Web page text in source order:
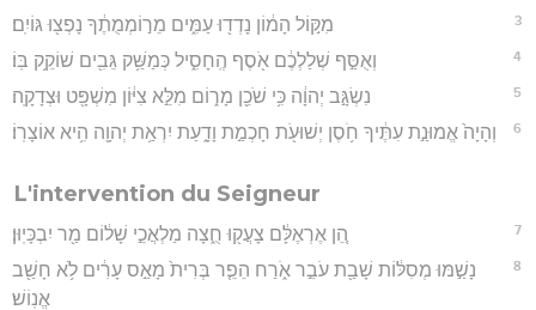
3 מִקּ֣וֹל הָמ֔וֹן נָדְד֖וּ עַמִּ֑ים מֵר֣וֹמְמֻתֶ֔ךָ נָפְצ֖וּ גּוֹיִֽם׃
4 וְאֻסַּ֣ף שְׁלַלְכֶ֔ם אֹ֖סֶף הֶֽחָסִ֑יל כְּמַשַּׁ֥ק גֵּבִ֖ים שׁוֹקֵ֥ק בּֽוֹ׃
5 נִשְׂגָּ֣ב יְהוָ֔ה כִּ֥י שֹׁכֵ֖ן מָר֑וֹם מִלֵּ֣א צִיּ֔וֹן מִשְׁפָּ֖ט וּצְדָקָֽה׃
6 וְהָיָה֙ אֱמוּנַ֣ת עִתֶּ֔יךָ חֹ֥סֶן יְשׁוּעֹ֖ת חָכְמַ֣ת וָדָ֑עַת יִרְאַ֥ת יְהוָ֖ה הִ֥יא אוֹצָרֽוֹ׃
L'intervention du Seigneur
7 הֵ֚ן אֶרְאֶלָּ֔ם צָעֲק֖וּ חֻ֑צָה מַלְאֲכֵ֣י שָׁל֔וֹם מַ֖ר יִבְכָּיֽוּן׃
8
נָשַׁ֣מּוּ מְסִלּ֔וֹת שָׁבַ֖ת עֹבֵ֣ר אֹ֑רַח הֵפֵ֤ר בְּרִית֙ מָאַ֣ס עָרִ֔ים לֹ֥א חָשַׁ֖ב
אֱנֽוֹשׁ׃